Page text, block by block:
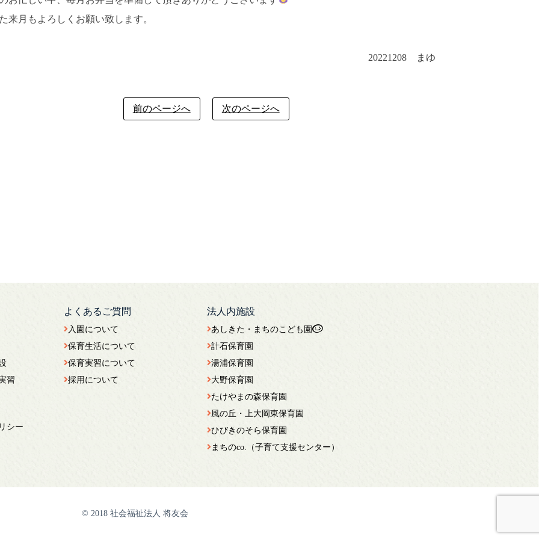
来月もよろしくお願い致します。
20221208 まゆ
前のページへ 次のページへ
習
よくあるご質問
入園について
保育生活について
保育実習について
採用について
シー
法人内施設
あしきた・まちのこども園
計石保育園
湯浦保育園
大野保育園
たけやまの森保育園
風の丘・上大岡東保育園
ひびきのそら保育園
まちのco.（子育て支援センター）
© 2018 社会福祉法人 将友会